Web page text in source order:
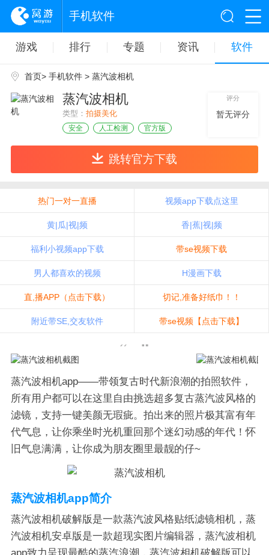
手机软件
游戏 排行 专题 资讯 软件
首页> 手机软件> 蒸汽波相机
蒸汽波相机
类型： 拍摄美化
安全 人工检测 官方版
评分
暂无评分
跳转官方下载
热门一对一直播 视频app下载点这里
黄|瓜|视|频 香|蕉|视|频
福利小视频app下载 带se视频下载
男人都喜欢的视频 H漫画下载
直,播APP（点击下载） 切记,准备好纸巾！！
附近带SE,交友软件 带se视频【点击下载】
蒸汽波相机app——带领复古时代新浪潮的拍照软件，
所有用户都可以在这里自由挑选超多复古蒸汽波风格的
滤镜，支持一键美颜无瑕疵。拍出来的照片极其富有年
代气息，让你乘坐时光机重回那个迷幻动感的年代！怀
旧气息满满，让你成为朋友圈里最靓的仔~
蒸汽波相机app简介
蒸汽波相机破解版是一款蒸汽波风格贴纸滤镜相机，蒸
汽波相机安卓版是一款超现实图片编辑器，蒸汽波相机
app致力呈现最酷的蒸汽浪潮，蒸汽波相机破解版可以